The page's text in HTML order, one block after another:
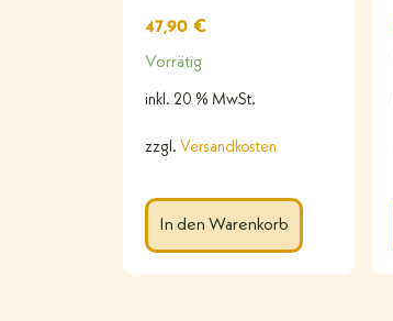
47,90 €
Vorrätig
inkl. 20 % MwSt.
zzgl. Versandkosten
In den Warenkorb